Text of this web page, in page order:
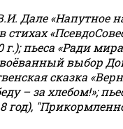
Дале «Напутное
стихах
г.); пьеса «Ради
выбор
сказка
– за хлебом!»;
год),